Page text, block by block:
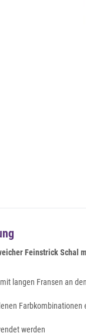
Feinstrick Schal
langen Fransen an
werden